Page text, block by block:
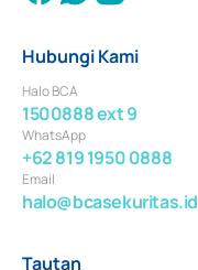
Hubungi Kami
Halo BCA
1500888 ext 9
WhatsApp
+62 819 1950 0888
Email
halo@bcasekuritas.id
Tautan